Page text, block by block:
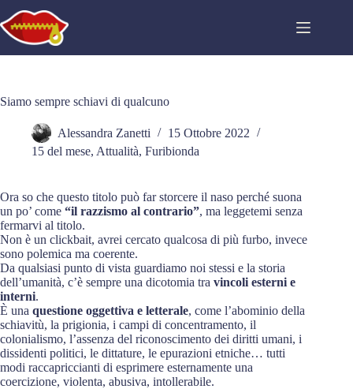
al
contenuto
Siamo sempre schiavi di qualcuno
Alessandra Zanetti
15 Ottobre 2022
15 del mese, Attualità, Furibionda
Ora so che questo titolo può far storcere il naso perché suona
un po’ come “il razzismo al contrario”, ma leggetemi senza
fermarvi al titolo.
Non è un clickbait, avrei cercato qualcosa di più furbo, invece
sono polemica ma coerente.
Da qualsiasi punto di vista guardiamo noi stessi e la storia
dell’umanità, c’è sempre una dicotomia tra vincoli esterni e
interni.
È una questione oggettiva e letterale, come l’abominio della
schiavitù, la prigionia, i campi di concentramento, il
colonialismo, l’assenza del riconoscimento dei diritti umani, i
dissidenti politici, le dittature, le epurazioni etniche… tutti
modi raccapriccianti di esprimere esternamente una
coercizione, violenta, abusiva, intollerabile.